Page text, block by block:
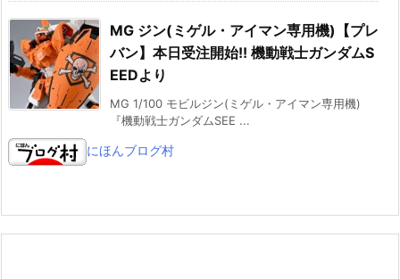
MG ジン(ミゲル・アイマン専用機)【プレ
バン】本日受注開始!! 機動戦士ガンダムS
EEDより
MG 1/100 モビルジン(ミゲル・アイマン専用機)
『機動戦士ガンダムSEE ...
にほんブログ村